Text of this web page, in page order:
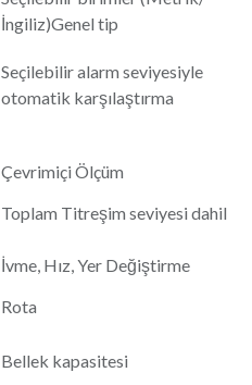
İngiliz)Genel tip
Seçilebilir alarm seviyesiyle
otomatik karşılaştırma
Çevrimiçi Ölçüm
Toplam Titreşim seviyesi dahil
İvme, Hız, Yer Değiştirme
Rota
Bellek kapasitesi